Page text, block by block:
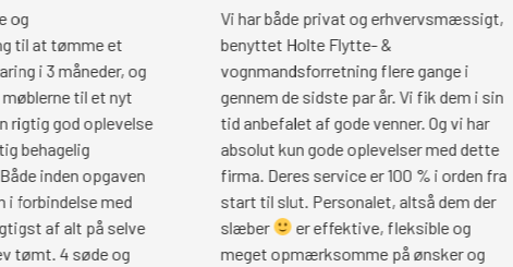
et
og
et nyt
med
selve
og
Vi har både privat og erhvervsmæssigt,
benyttet Holte Flytte- &
vognmandsforretning flere gange i
gennem de sidste par år. Vi fik dem i sin
tid anbefalet af gode venner. Og vi har
absolut kun gode oplevelser med dette
firma. Deres service er 100 % i orden fra
start til slut. Personalet, altså dem der
slæber
er effektive, fleksible og
meget opmærksomme på ønsker og